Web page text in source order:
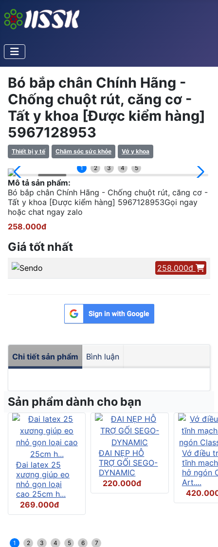
Bó bắp chân Chính Hãng -
Chống chuột rút, căng cơ -
Tất y khoa [Được kiểm hàng]
5967128953
Thiết bị y tế Chăm sóc sức khỏe Vớ y khoa
1 2 3 4 5
Mô tả sản phẩm:
Bó bắp chân Chính Hãng - Chống chuột rút, căng cơ -
Tất y khoa [Được kiểm hàng] 5967128953Gọi ngay
hoặc chat ngay zalo
258.000đ
Giá tốt nhất
258.000đ
Chi tiết sản phẩm Bình luận
Sản phẩm dành cho bạn
Đai latex 25
xương giúp eo
nhỏ gọn loại
cao 25cm h...
269.000đ
ĐAI NẸP HỖ
TRỢ GỐI SEGO-
DYNAMIC
220.000đ
Vớ điều
tĩnh
hở ngón
Art....
1 2 3 4 5 6 7